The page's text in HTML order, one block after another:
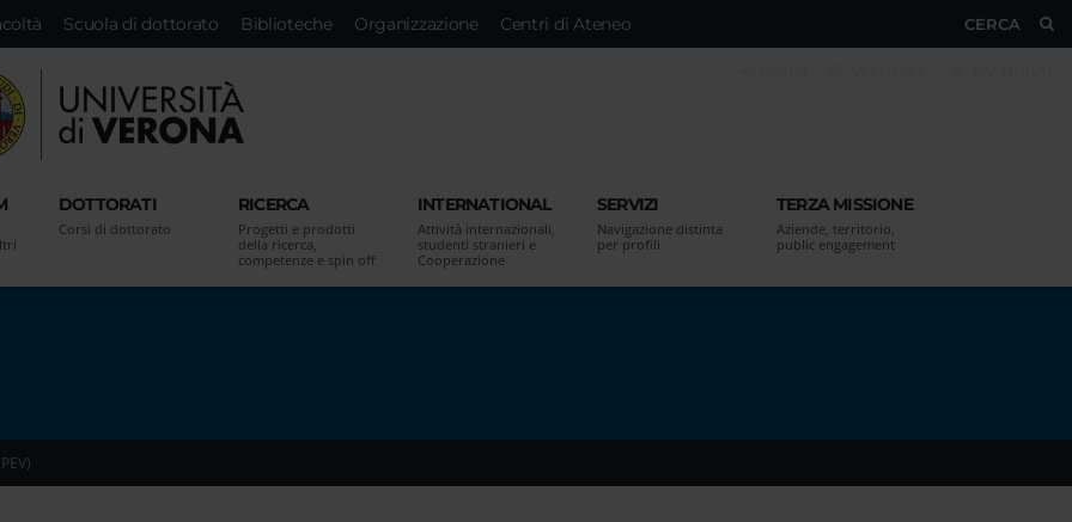
CERCA
Scuola di dottorato Biblioteche Organizzazione Centri di Ateneo
DOTTORATI
Corsi di dottorato
RICERCA
Progetti e prodotti
della ricerca,
competenze e spin off
INTERNATIONAL
Attività internazionali,
studenti stranieri e
Cooperazione
SERVIZI
Navigazione distinta
per profili
TERZA MISSIONE
Aziende, territorio,
public engagement